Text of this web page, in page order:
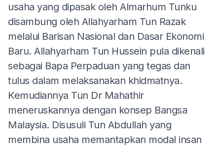
usaha yang dipasak oleh Almarhum Tunku
disambung oleh Allahyarham Tun Razak
melalui Barisan Nasional dan Dasar Ekonomi
Baru. Allahyarham Tun Hussein pula dikenali
sebagai Bapa Perpaduan yang tegas dan
tulus dalam melaksanakan khidmatnya.
Kemudiannya Tun Dr Mahathir
meneruskannya dengan konsep Bangsa
Malaysia. Disusuli Tun Abdullah yang
membina usaha memantapkan modal insan